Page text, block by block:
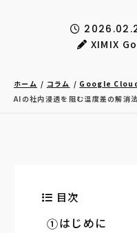
XIMIX
ホーム コラム
Google
AIの社内浸透を阻む温度差の解消
目次
はじめに